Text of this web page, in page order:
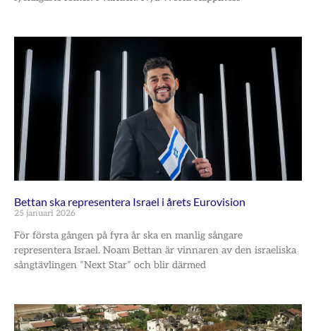
Bettan ska representera Israel i årets Eurovision
25 januari 2026
För första gången på fyra år ska en manlig sångare
representera Israel. Noam Bettan är vinnaren av den israeliska
sångtävlingen ”Next Star” och blir därmed